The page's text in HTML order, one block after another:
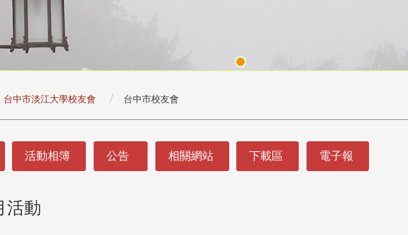
台中市淡江大學校友會 台中市校友會
活動相簿 公告 相關網站 下載區 電子報
活動